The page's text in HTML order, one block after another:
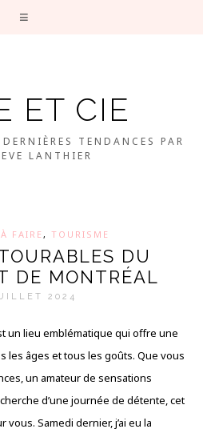
ET CIE
TENDANCES PAR
LANTHIER
FAIRE, TOURISME
DU
DE MONTRÉAL
2024
un lieu emblématique qui offre une
les âges et tous les goûts. Que vous
un amateur de sensations
d’une journée de détente, cet
Samedi dernier, j’ai eu la